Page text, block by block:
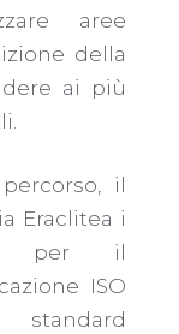
aree
della
ai più
il
Eraclitea i
per il
ISO